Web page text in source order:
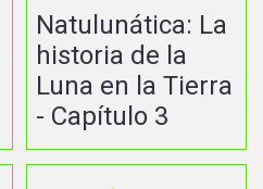
Natulunática: La
historia de la
Luna en la Tierra
- Capítulo 3